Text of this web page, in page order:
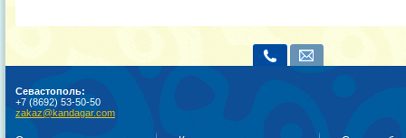
Севастополь:
+7 (8692) 53-50-50
zakaz@kandagar.com